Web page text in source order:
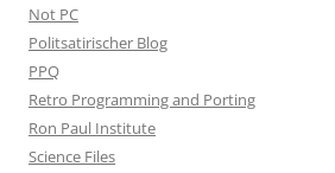
Not PC
Politsatirischer Blog
PPQ
Retro Programming and Porting
Ron Paul Institute
Science Files